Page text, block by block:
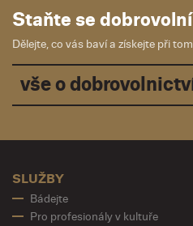
Staňte se
Dělejte, co vás baví a získejte při
vše o
SLUŽBY
Bádejte
Pro profesionály v kultuře